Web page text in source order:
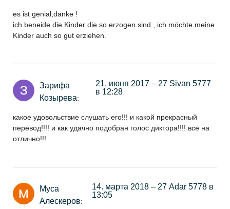
es ist genial,danke !
ich beneide die Kinder die so erzogen sind , ich möchte meine
Kinder auch so gut erziehen.
Зарифа
Козырева:
21. июня 2017 – 27 Sivan 5777
в 12:28
какое удовольствие слушать его!!! и какой прекрасный
перевод!!!! и как удачно подобран голос диктора!!!! все на
отлично!!!
Муса
Алескеров:
14. марта 2018 – 27 Adar 5778 в
13:05